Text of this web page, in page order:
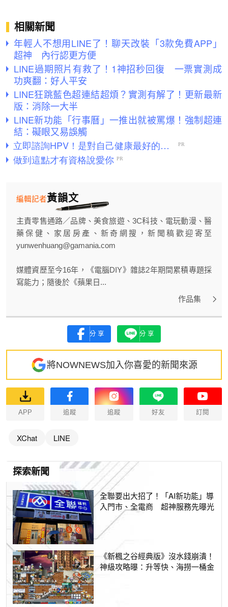
相關新聞
年輕人不想用LINE了！聊天改裝「3款免費APP」
超神 內行認更方便
LINE過期照片有救了！1神招秒回復 一票實測成
功爽翻：好人平安
LINE狂跳藍色超連結超煩？實測有解了！更新最新
版：消除一大半
LINE新功能「行事曆」一推出就被罵爆！強制超連
結：礙眼又易誤觸
黃韻文
編輯記者
主責零售通路／品牌、美食旅遊、3C科技、電玩動漫、醫
藥保健、家居房產、新奇網搜，新聞稿歡迎寄至
yunwenhuang@gamania.com
媒體資歷至今16年，《電腦DIY》雜誌2年期間累積專題採
寫能力；隨後於《蘋果日...
作品集
分享 分享
將NOWNEWS加入你喜愛的新聞來源
APP 追蹤 追蹤 好友 訂閱
XChat LINE
探索新聞
全聯要出大招了！「AI新功能」導
入門市、全電商 超神服務先曝光
《新楓之谷經典版》沒水錢崩潰！
神級攻略曝：升等快、海撈一桶金